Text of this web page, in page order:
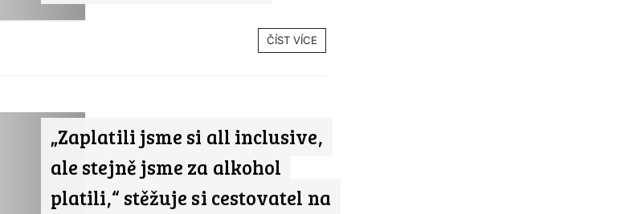
ČÍST VÍCE
„Zaplatili jsme si all inclusive,
ale stejně jsme za alkohol
platili,“ stěžuje si cestovatel na